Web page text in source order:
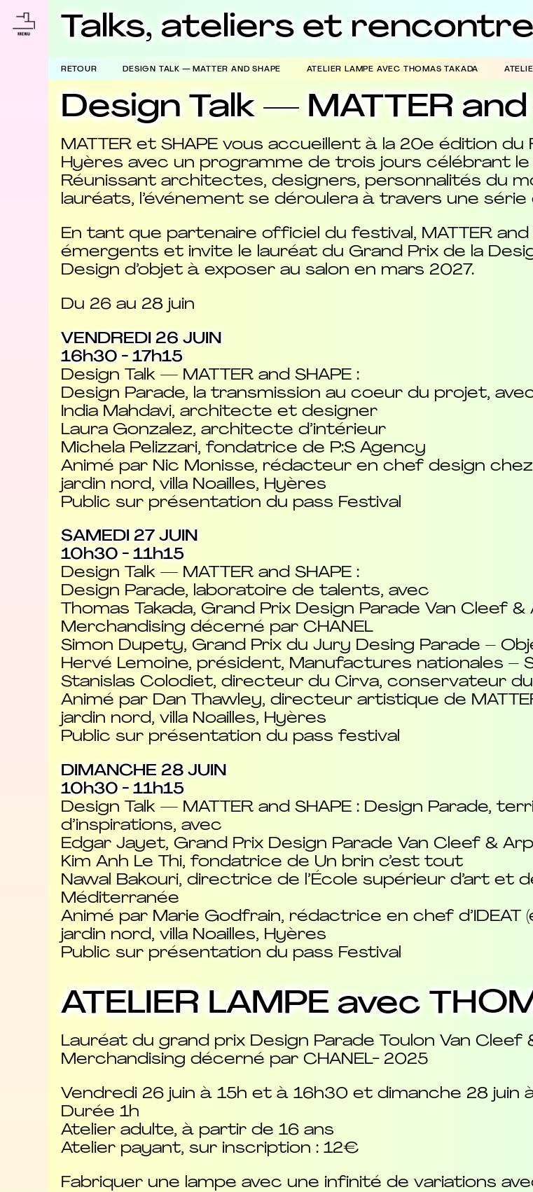
Talks, ateliers et
RETOUR DESIGN TALK — MATTER AND SHAPE ATELIER LAMPE AVEC THOMAS TAKADA
Design Talk — MATTER and
MATTER et SHAPE vous accueillent à la 20e édition du
Hyères avec un programme de trois jours célébrant le
Réunissant architectes, designers, personnalités du
lauréats, l’événement se déroulera à travers une série
En tant que partenaire officiel du festival, MATTER
émergents et invite le lauréat du Grand Prix de la
Design d’objet à exposer au salon en mars 2027.
Du 26 au 28 juin
VENDREDI 26 JUIN
16h30 - 17h15
Design Talk — MATTER and SHAPE :
Design Parade, la transmission au coeur du projet,
India Mahdavi, architecte et designer
Laura Gonzalez, architecte d’intérieur
Michela Pelizzari, fondatrice de P:S Agency
Animé par Nic Monisse, rédacteur en chef design chez
jardin nord, villa Noailles, Hyères
Public sur présentation du pass Festival
SAMEDI 27 JUIN
10h30 - 11h15
Design Talk — MATTER and SHAPE :
Design Parade, laboratoire de talents, avec
Thomas Takada, Grand Prix Design Parade Van Cleef
Merchandising décerné par CHANEL
Simon Dupety, Grand Prix du Jury Desing Parade –
Hervé Lemoine, président, Manufactures nationales –
Stanislas Colodiet, directeur du Cirva, conservateur
Animé par Dan Thawley, directeur artistique de
jardin nord, villa Noailles, Hyères
Public sur présentation du pass festival
DIMANCHE 28 JUIN
10h30 - 11h15
Design Talk — MATTER and SHAPE : Design Parade,
d’inspirations, avec
Edgar Jayet, Grand Prix Design Parade Van Cleef &
Kim Anh Le Thi, fondatrice de Un brin c’est tout
Nawal Bakouri, directrice de l’École supérieur d’art et
Méditerranée
Animé par Marie Godfrain, rédactrice en chef d’IDEAT
jardin nord, villa Noailles, Hyères
Public sur présentation du pass Festival
ATELIER LAMPE avec
Lauréat du grand prix Design Parade Toulon Van Cleef
Merchandising décerné par CHANEL- 2025
Vendredi 26 juin à 15h et à 16h30 et dimanche 28 juin
Durée 1h
Atelier adulte, à partir de 16 ans
Atelier payant, sur inscription : 12€
Fabriquer une lampe avec une infinité de variations